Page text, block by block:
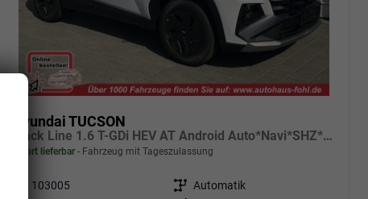
Hyundai TUCSON
Black Line 1.6 T-GDi HEV AT Android Auto*Navi*SHZ*Kamera*2Z Klimaauto*
sofort lieferbar Fahrzeug mit Tageszulassung
103005 Getriebe Automatik